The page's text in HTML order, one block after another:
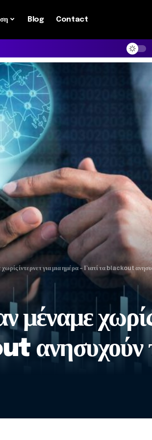
Blog Contact
ίντερνετ για μια ημέρα – Γιατί τα blackout
μέναμε
ανησυχούν